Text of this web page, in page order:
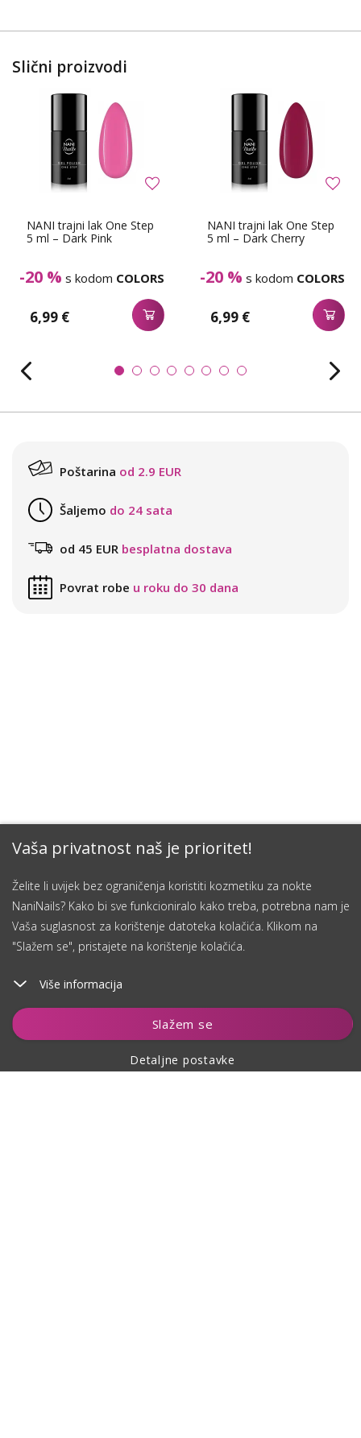
Vaša privatnost naš je prioritet!
Želite li uvijek bez ograničenja koristiti kozmetiku za nokte
NaniNails? Kako bi sve funkcioniralo kako treba, potrebna nam je
Vaša suglasnost za korištenje datoteka kolačića. Klikom na
"Slažem se", pristajete na korištenje kolačića.
Više informacija
Slažem se
Detaljne postavke
Dodaj u košaricu
Slični proizvodi
NANI trajni lak One Step
5 ml – Dark Pink
-20 % s kodom COLORS
6,99 €
NANI trajni lak One Step
5 ml – Dark Cherry
-20 % s kodom COLORS
6,99 €
Poštarina od 2.9 EUR
Šaljemo do 24 sata
od 45 EUR besplatna dostava
Povrat robe u roku do 30 dana